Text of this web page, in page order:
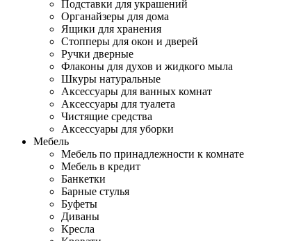
Подставки для украшений
Органайзеры для дома
Ящики для хранения
Стопперы для окон и дверей
Ручки дверные
Флаконы для духов и жидкого мыла
Шкуры натуральные
Аксессуары для ванных комнат
Аксессуары для туалета
Чистящие средства
Аксессуары для уборки
Мебель
Мебель по принадлежности к комнате
Мебель в кредит
Банкетки
Барные стулья
Буфеты
Диваны
Кресла